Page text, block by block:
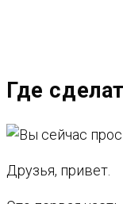
Где
Друзья, привет.